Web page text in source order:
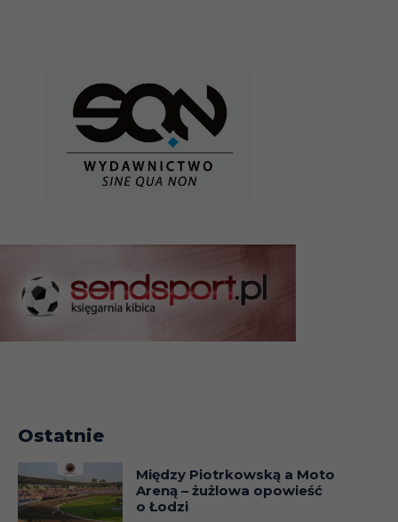
Ostatnie
Między Piotrkowską a Moto
Areną – żużlowa opowieść
o Łodzi